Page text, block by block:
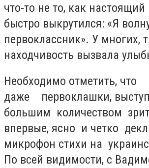
что-то не то, как настоящий
быстро выкрутился: «Я
первоклассник». У многих,
находчивость вызвала
Необходимо отметить, что
даже первоклашки,
большим количеством
впервые, ясно и четко
микрофон стихи на
По всей видимости, с